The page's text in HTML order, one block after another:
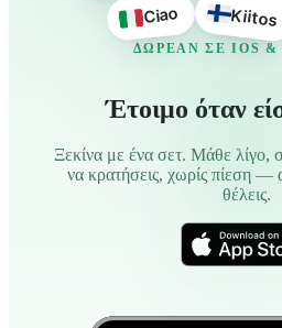
Ciao Kiitos
ΔΩΡΕΆΝ ΣΕ IOS &
Έτοιμο όταν
Ξεκίνα με ένα σετ. Μάθε λίγο,
να κρατήσεις, χωρίς πίεση —
θέλεις.